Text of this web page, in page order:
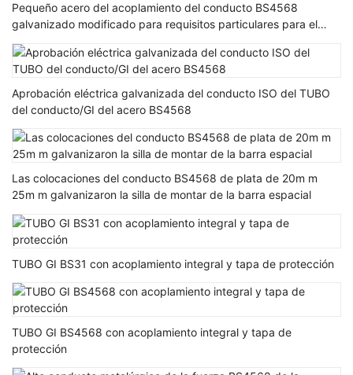
Pequeño acero del acoplamiento del conducto BS4568
galvanizado modificado para requisitos particulares para el
mercado de Chile
Aprobación eléctrica galvanizada del conducto ISO del TUBO
del conducto/GI del acero BS4568
Las colocaciones del conducto BS4568 de plata de 20m m
25m m galvanizaron la silla de montar de la barra espacial
TUBO GI BS31 con acoplamiento integral y tapa de protección
TUBO GI BS4568 con acoplamiento integral y tapa de
protección